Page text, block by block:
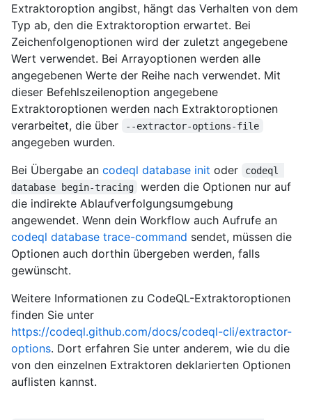
Extraktoroption angibst, hängt das Verhalten von dem
Typ ab, den die Extraktoroption erwartet. Bei
Zeichenfolgenoptionen wird der zuletzt angegebene
Wert verwendet. Bei Arrayoptionen werden alle
angegebenen Werte der Reihe nach verwendet. Mit
dieser Befehlszeilenoption angegebene
Extraktoroptionen werden nach Extraktoroptionen
verarbeitet, die über
--extractor-options-file
angegeben wurden.
Bei Übergabe an codeql database init oder
codeql
database begin-tracing
werden die Optionen nur auf
die indirekte Ablaufverfolgungsumgebung
angewendet. Wenn dein Workflow auch Aufrufe an
codeql database trace-command sendet, müssen die
Optionen auch dorthin übergeben werden, falls
gewünscht.
Weitere Informationen zu CodeQL-Extraktoroptionen
finden Sie unter
https://codeql.github.com/docs/codeql-cli/extractor-
options. Dort erfahren Sie unter anderem, wie du die
von den einzelnen Extraktoren deklarierten Optionen
auflisten kannst.